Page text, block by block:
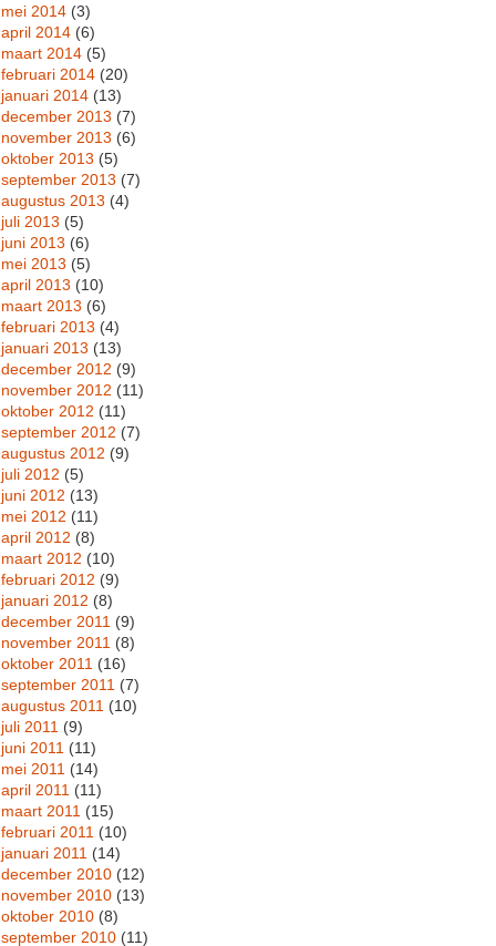
mei 2014 (3)
april 2014 (6)
maart 2014 (5)
februari 2014 (20)
januari 2014 (13)
december 2013 (7)
november 2013 (6)
oktober 2013 (5)
september 2013 (7)
augustus 2013 (4)
juli 2013 (5)
juni 2013 (6)
mei 2013 (5)
april 2013 (10)
maart 2013 (6)
februari 2013 (4)
januari 2013 (13)
december 2012 (9)
november 2012 (11)
oktober 2012 (11)
september 2012 (7)
augustus 2012 (9)
juli 2012 (5)
juni 2012 (13)
mei 2012 (11)
april 2012 (8)
maart 2012 (10)
februari 2012 (9)
januari 2012 (8)
december 2011 (9)
november 2011 (8)
oktober 2011 (16)
september 2011 (7)
augustus 2011 (10)
juli 2011 (9)
juni 2011 (11)
mei 2011 (14)
april 2011 (11)
maart 2011 (15)
februari 2011 (10)
januari 2011 (14)
december 2010 (12)
november 2010 (13)
oktober 2010 (8)
september 2010 (11)